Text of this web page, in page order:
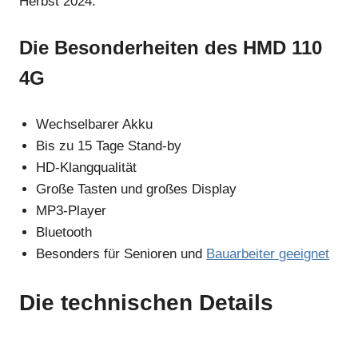
Die Besonderheiten des HMD 110
4G
Wechselbarer Akku
Bis zu 15 Tage Stand-by
HD-Klangqualität
Große Tasten und großes Display
MP3-Player
Bluetooth
Besonders für Senioren und Bauarbeiter geeignet
Die technischen Details